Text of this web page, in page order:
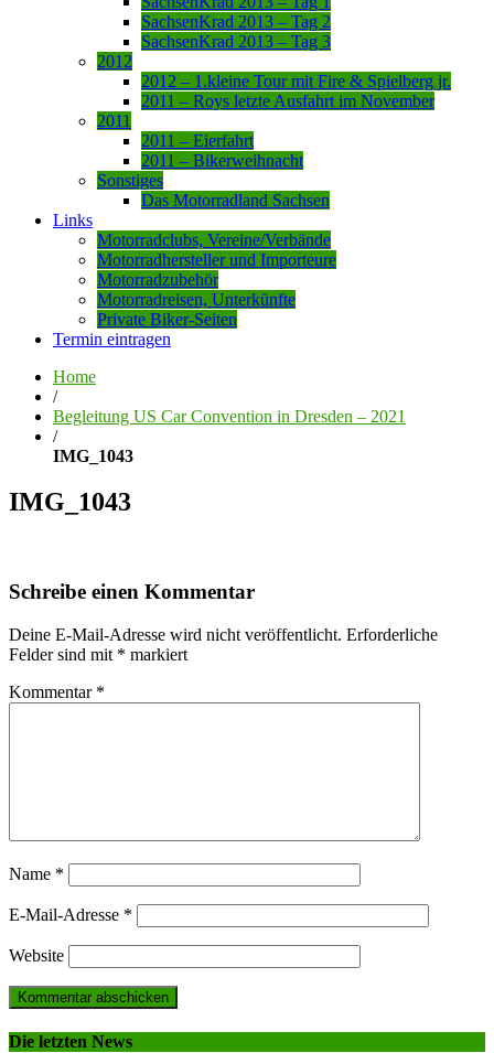
SachsenKrad 2013 – Tag 2
SachsenKrad 2013 – Tag 3
2012
2012 – 1.kleine Tour mit Fire & Spielberg jr.
2011 – Roys letzte Ausfahrt im November
2011
2011 – Eierfahrt
2011 – Bikerweihnacht
Sonstiges
Das Motorradland Sachsen
Links
Motorradclubs, Vereine/Verbände
Motorradhersteller und Importeure
Motorradzubehör
Motorradreisen, Unterkünfte
Private Biker-Seiten
Termin eintragen
Home
/
Begleitung US Car Convention in Dresden – 2021
/
IMG_1043
IMG_1043
Schreibe einen Kommentar
Deine E-Mail-Adresse wird nicht veröffentlicht. Erforderliche
Felder sind mit * markiert
Kommentar *
Name *
E-Mail-Adresse *
Website
Die letzten News